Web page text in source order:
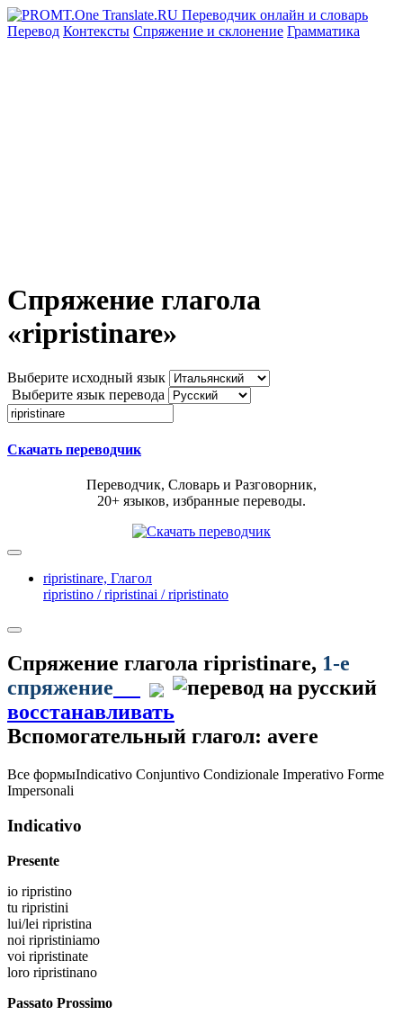
Перевод Контексты Спряжение и склонение Грамматика
Спряжение глагола
«ripristinare»
Выберите исходный язык
Выберите язык перевода
Скачать переводчик
Переводчик, Словарь и Разговорник,
20+ языков, избранные переводы.
ripristinare, Глагол
ripristino / ripristinai / ripristinato
Спряжение глагола ripristinare, 1-е
спряжение
восстанавливать
Вспомогательный глагол: avere
Все формыIndicativo Conjuntivo Condizionale Imperativo Forme
Impersonali
Indicativo
Presente
io ripristino
tu ripristini
lui/lei ripristina
noi ripristiniamo
voi ripristinate
loro ripristinano
Passato Prossimo